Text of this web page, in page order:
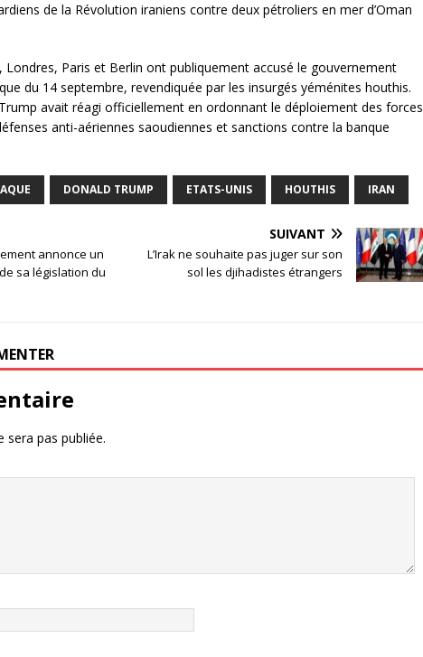
de la Révolution iraniens contre deux pétroliers en mer d’Oman
Londres, Paris et Berlin ont publiquement accusé le gouvernement
du 14 septembre, revendiquée par les insurgés yéménites houthis.
avait réagi officiellement en ordonnant le déploiement des forces
anti-aériennes saoudiennes et sanctions contre la banque
DONALD TRUMP ETATS-UNIS HOUTHIS IRAN
annonce un
sa législation du
SUIVANT
L’Irak ne souhaite pas juger sur son
sol les djihadistes étrangers
sera pas publiée.